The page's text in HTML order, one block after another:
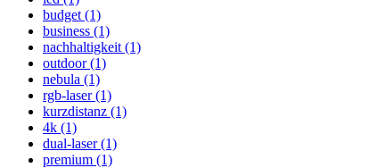
budget (1)
business (1)
nachhaltigkeit (1)
outdoor (1)
nebula (1)
rgb-laser (1)
kurzdistanz (1)
4k (1)
dual-laser (1)
premium (1)